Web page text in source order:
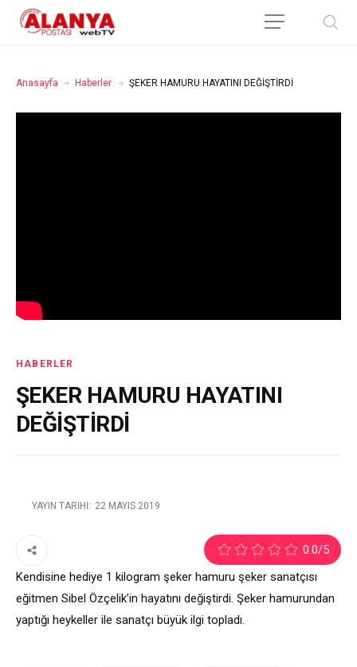
Anasayfa Haberler ŞEKER HAMURU HAYATINI DEĞİŞTİRDİ
HABERLER
ŞEKER HAMURU HAYATINI
DEĞİŞTİRDİ
YAYIN TARIHI: 22 MAYIS 2019
0.0/5
Kendisine hediye 1 kilogram şeker hamuru şeker sanatçısı
eğitmen Sibel Özçelik’in hayatını değiştirdi. Şeker hamurundan
yaptığı heykeller ile sanatçı büyük ilgi topladı.